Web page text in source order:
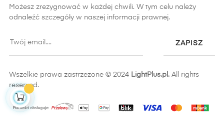
Możesz zrezygnować w każdej chwili. W tym celu należy
odnaleźć szczegóły w naszej informacji prawnej.
ZAPISZ
Wszelkie prawa zastrzeżone © 2024 LightPlus.pl. All rights
reserved.